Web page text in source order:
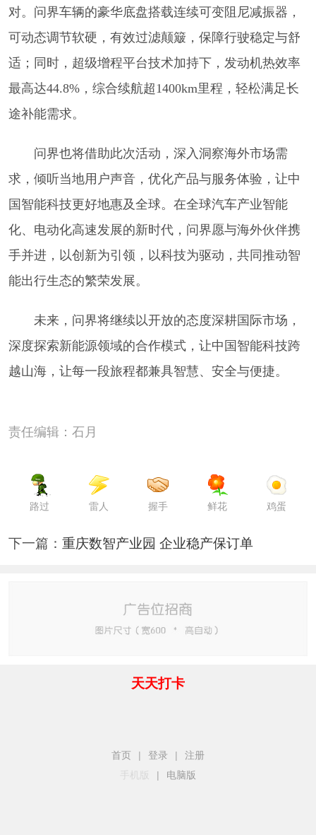
对。问界车辆的豪华底盘搭载连续可变阻尼减振器，
可动态调节软硬，有效过滤颠簸，保障行驶稳定与舒
适；同时，超级增程平台技术加持下，发动机热效率
最高达44.8%，综合续航超1400km里程，轻松满足长
途补能需求。
问界也将借助此次活动，深入洞察海外市场需
求，倾听当地用户声音，优化产品与服务体验，让中
国智能科技更好地惠及全球。在全球汽车产业智能
化、电动化高速发展的新时代，问界愿与海外伙伴携
手并进，以创新为引领，以科技为驱动，共同推动智
能出行生态的繁荣发展。
未来，问界将继续以开放的态度深耕国际市场，
深度探索新能源领域的合作模式，让中国智能科技跨
越山海，让每一段旅程都兼具智慧、安全与便捷。
责任编辑：石月
路过 雷人 握手 鲜花 鸡蛋
下一篇： 重庆数智产业园 企业稳产保订单
天天打卡
首页 | 登录 |
注册
手机版
| 电脑版